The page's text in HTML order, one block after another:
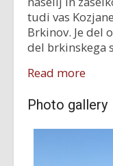
tudi vas
Brkinov. Je del
del brkinskega
Read more
Photo gallery